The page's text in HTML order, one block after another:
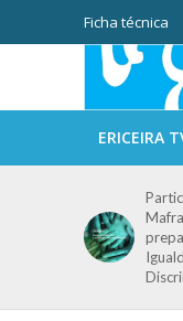
Ficha técnica
ERICEIRA